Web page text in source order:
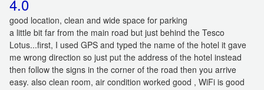
4.0
good location, clean and wide space for parking
a little bit far from the main road but just behind the Tesco
Lotus...first, I used GPS and typed the name of the hotel it gave
me wrong direction so just put the address of the hotel instead
then follow the signs in the corner of the road then you arrive
easy. also clean room, air condition worked good , WiFi is good